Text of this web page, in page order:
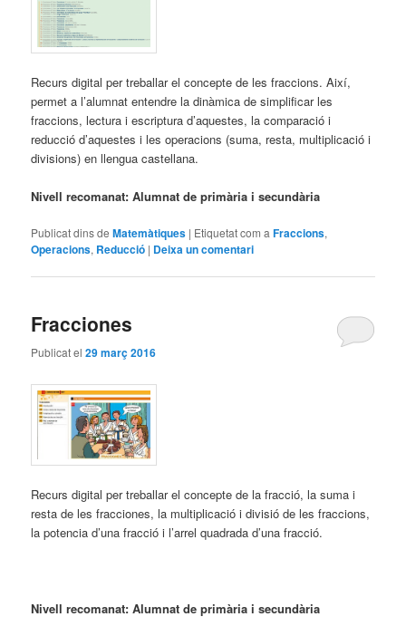
Recurs digital per treballar el concepte de les fraccions. Així,
permet a l’alumnat entendre la dinàmica de simplificar les
fraccions, lectura i escriptura d’aquestes, la comparació i
reducció d’aquestes i les operacions (suma, resta, multiplicació i
divisions) en llengua castellana.
Nivell recomanat: Alumnat de primària i secundària
Publicat dins de Matemàtiques | Etiquetat com a Fraccions,
Operacions, Reducció | Deixa un comentari
Fracciones
Publicat el29 març 2016
Recurs digital per treballar el concepte de la fracció, la suma i
resta de les fracciones, la multiplicació i divisió de les fraccions,
la potencia d’una fracció i l’arrel quadrada d’una fracció.
Nivell recomanat: Alumnat de primària i secundària